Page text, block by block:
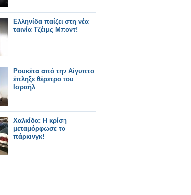
Ελληνίδα παίζει στη νέα
ταινία Τζέιμς Μποντ!
Ρουκέτα από την Αίγυπτο
έπληξε θέρετρο του
Ισραήλ
Χαλκίδα: Η κρίση
μεταμόρφωσε το
πάρκινγκ!